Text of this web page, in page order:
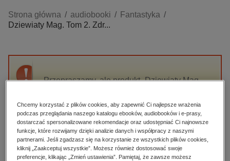
Kategorie
Zobacz wszystkie E-prasa
budownictwo, aranżacja wnętrz
darmowe wydania
edukacja
hobby, sport, rozrywka
komputery, internet, technologie, informatyka
Strona główna audiobooki
Fantastyka
Dziewiaty Mag. Tom 2. Zdr...
Przepraszamy, ale produkt „Dziewiaty Mag.
High-contrast mode
Polecane
Chcemy korzystać z plików cookies, aby zapewnić Ci najlepsze wrażenia
podczas przeglądania naszego katalogu ebooków, audiobooków i e-prasy,
dostarczać spersonalizowane rekomendacje oraz udostępniać Ci najnowsze
funkcje, które rozwijamy dzięki analizie danych i współpracy z naszymi
partnerami. Jeśli zgadzasz się na korzystanie ze wszystkich plików cookies,
kliknij „Zaakceptuj wszystkie”. Możesz również dostosować swoje
preferencje, klikając „Zmień ustawienia”. Pamiętaj, że zawsze możesz